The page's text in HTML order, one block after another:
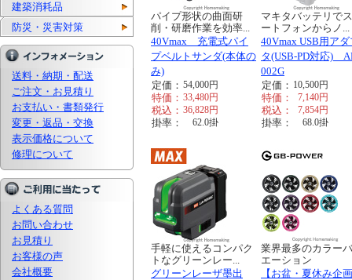
建築消耗品
防災・災害対策
送料・納期・配送
ご注文・お見積り
お支払い・書類発行
変更・返品・交換
表示価格について
修理について
よくある質問
お問い合わせ
お見積り
お客様の声
会社概要
パイプ形状の曲面研
削・研磨作業を効率...
40Vmax 充電式パイ
プベルトサンダ(本体の
み)
定価： 54,000円
特価： 33,480円
税込： 36,828円
掛率： 62.0掛
マキタバッテリで
ートフォンからノ...
40Vmax USB用アダ
タ(USB-PD対応)
002G
定価： 10,500円
特価： 7,140円
税込： 7,854円
掛率： 68.0掛
手軽に使えるコンパク
トなグリーンレー...
グリーンレーザ墨出
業界最多のカラー
エーション
【お盆・夏休み企